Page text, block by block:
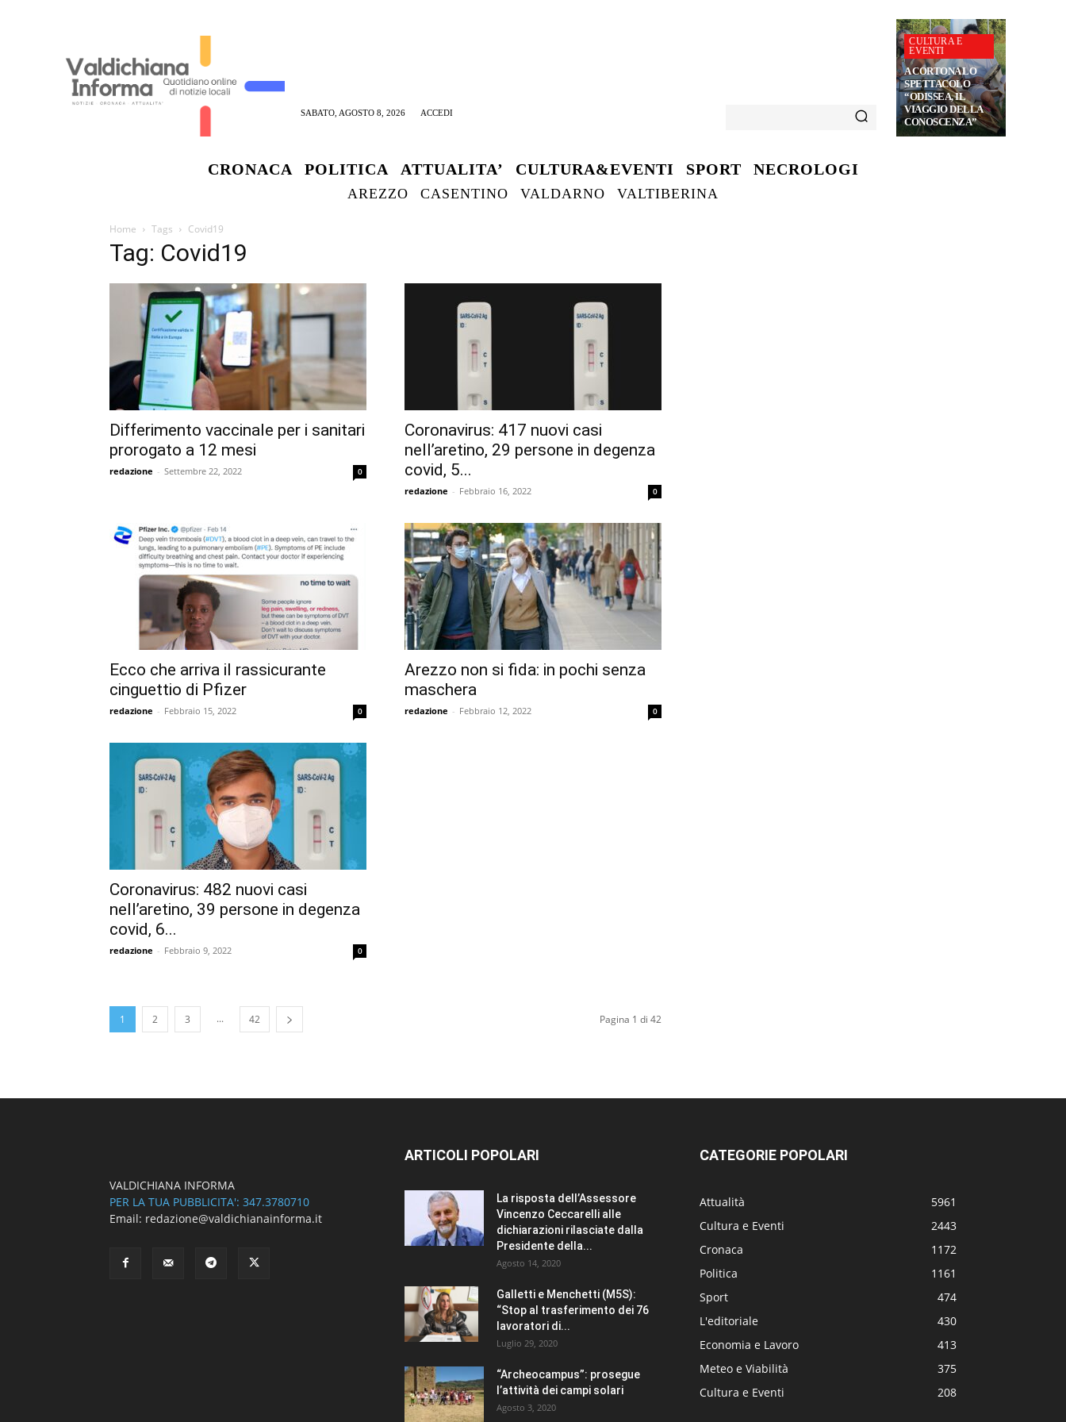
SABATO, AGOSTO 8, 2026 ACCEDI
CULTURA E
EVENTI
A CORTONA LO
SPETTACOLO
“ODISSEA, IL
VIAGGIO DELLA
CONOSCENZA”
CRONACA POLITICA ATTUALITA’ CULTURA&EVENTI SPORT NECROLOGI
AREZZO CASENTINO VALDARNO VALTIBERINA
Home Tags Covid19
Tag: Covid19
Differimento vaccinale per i sanitari
prorogato a 12 mesi
redazione - Settembre 22, 2022 0
Coronavirus: 417 nuovi casi
nell’aretino, 29 persone in degenza
covid, 5...
redazione - Febbraio 16, 2022 0
Ecco che arriva il rassicurante
cinguettio di Pfizer
redazione - Febbraio 15, 2022 0
Arezzo non si fida: in pochi senza
maschera
redazione - Febbraio 12, 2022 0
Coronavirus: 482 nuovi casi
nell’aretino, 39 persone in degenza
covid, 6...
redazione - Febbraio 9, 2022 0
1 2 3 ... 42 Pagina 1 di 42
VALDICHIANA INFORMA
PER LA TUA PUBBLICITA': 347.3780710
Email: redazione@valdichianainforma.it
ARTICOLI POPOLARI
La risposta dell’Assessore
Vincenzo Ceccarelli alle
dichiarazioni rilasciate dalla
Presidente della...
Agosto 14, 2020
Galletti e Menchetti (M5S):
“Stop al trasferimento dei 76
lavoratori di...
Luglio 29, 2020
“Archeocampus”: prosegue
l’attività dei campi solari
Agosto 3, 2020
CATEGORIE POPOLARI
Attualità
5961
Cultura e Eventi
2443
Cronaca
1172
Politica
1161
Sport
474
L'editoriale
430
Economia e Lavoro
413
Meteo e Viabilità
375
Cultura e Eventi
208